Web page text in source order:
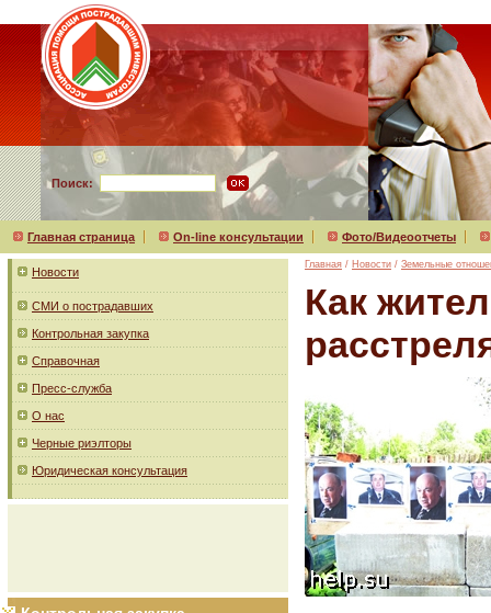
Поиск:
Главная страница On-line консультации Фото/Видеоотчеты
Новости
СМИ о пострадавших
Контрольная закупка
Справочная
Пресс-служба
О нас
Черные риэлторы
Юридическая консультация
Главная / Новости / Земельные
Как